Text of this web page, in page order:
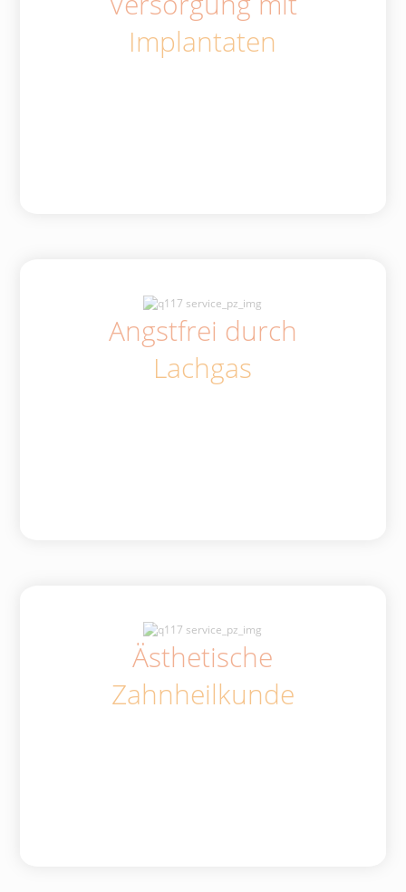
Implantaten
Angstfrei durch
Lachgas
Ästhetische
Zahnheilkunde